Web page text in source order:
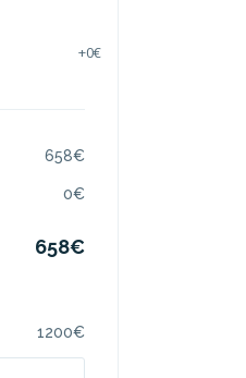
+0€
658€
0€
658€
1200€